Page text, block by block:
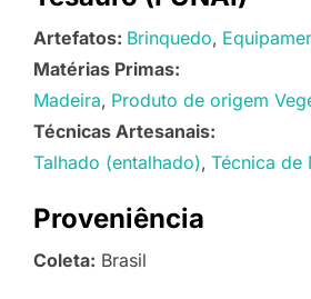
Artefatos: Brinquedo
Matérias Primas:
Madeira Produto de origem
Técnicas Artesanais:
Talhado (entalhado) Técnica de
Proveniência
Coleta: Brasil